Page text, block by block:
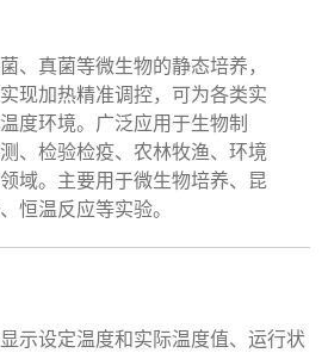
、真菌等微生物的静态培养，
现加热精准调控，可为各类实
度环境。广泛应用于生物制
、检验检疫、农林牧渔、环境
域。主要用于微生物培养、昆
恒温反应等实验。
示设定温度和实际温度值、运行状